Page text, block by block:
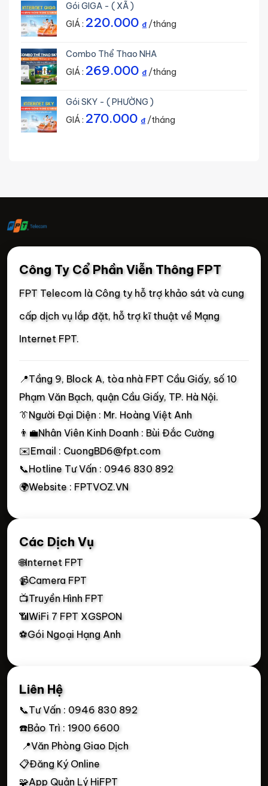
Gói GIGA - ( XÃ )
GIÁ : 220.000 ₫/tháng
Combo Thể Thao NHA
GIÁ : 269.000 ₫/tháng
Gói SKY - ( PHƯỜNG )
GIÁ : 270.000 ₫/tháng
Công Ty Cổ Phần Viễn Thông FPT
FPT Telecom là Công ty hỗ trợ khảo sát và cung
cấp dịch vụ lắp đặt, hỗ trợ kĩ thuật về Mạng
Internet FPT.
📍Tầng 9, Block A, tòa nhà FPT Cầu Giấy, số 10
Phạm Văn Bạch, quận Cầu Giấy, TP. Hà Nội.
👔Người Đại Diện : Mr. Hoàng Việt Anh
👨‍💼Nhân Viên Kinh Doanh : Bùi Đắc Cường
✉️Email : CuongBD6@fpt.com
📞Hotline Tư Vấn : 0946 830 892
🌍Website : FPTVOZ.VN
Các Dịch Vụ
🌐Internet FPT
📹Camera FPT
📺Truyền Hình FPT
📶WiFi 7 FPT XGSPON
⚽Gói Ngoại Hạng Anh
Liên Hệ
📞Tư Vấn : 0946 830 892
☎️Bảo Trì : 1900 6600
📍Văn Phòng Giao Dịch
📋Đăng Ký Online
🧩App Quản Lý HiFPT